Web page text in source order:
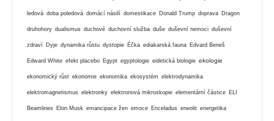
ledová doba poledová domácí násilí domestikace Donald Trump doprava Dragon
druhohory dualismus duchové duchovní služba duše duševní nemoci duševní
zdraví Dyje dynamika růstu dystopie Éčka ediakarská fauna Edvard Beneš
Edward White efekt placebo Egypt egyptologie eidetická biologie ekologie
ekonomický růst ekonomie ekonomika ekosystém elektrodynamika
elektromagnetismus elektronky elektronová mikroskopie elementární částice ELI
Beamlines Elon Musk emancipace žen emoce Enceladus eneolit energetika